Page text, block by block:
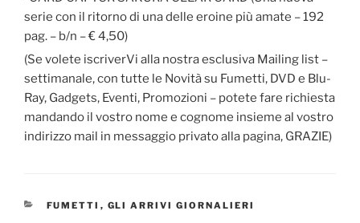
serie con il ritorno di una delle eroine più amate – 192
pag. – b/n – € 4,50)
(Se volete iscriverVi alla nostra esclusiva Mailing list –
settimanale, con tutte le Novità su Fumetti, DVD e Blu-
Ray, Gadgets, Eventi, Promozioni – potete fare richiesta
mandando il vostro nome e cognome insieme al vostro
indirizzo mail in messaggio privato alla pagina, GRAZIE)
CATEGORIE
FUMETTI , GLI ARRIVI GIORNALIERI